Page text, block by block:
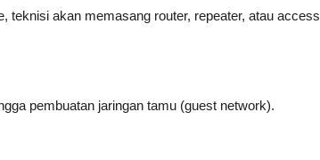
teknisi akan memasang router, repeater, atau access
pembuatan jaringan tamu (guest network).